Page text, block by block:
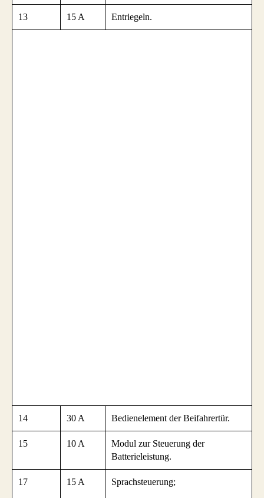
13 15 A Entriegeln.
14 30 A Bedienelement der Beifahrertür.
15 10 A
Modul zur Steuerung der
Batterieleistung.
17 15 A Sprachsteuerung;